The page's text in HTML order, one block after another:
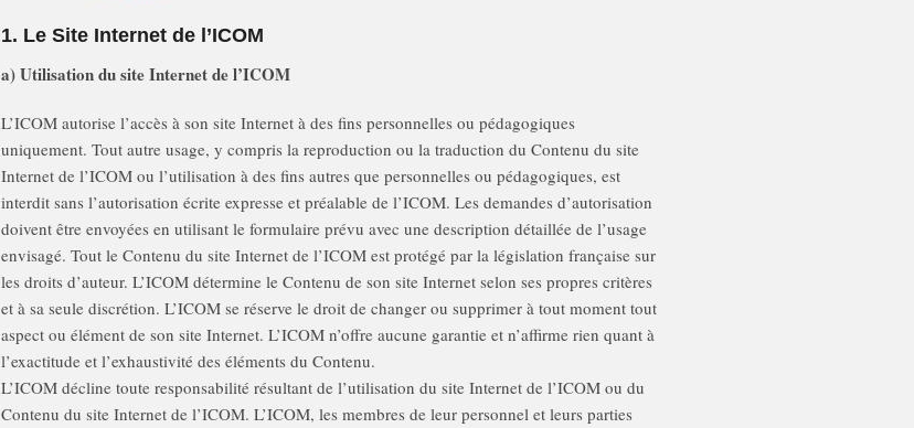
1. Le Site Internet de l’ICOM
a) Utilisation du site Internet de l’ICOM
L’ICOM autorise l’accès à son site Internet à des fins personnelles ou pédagogiques
uniquement. Tout autre usage, y compris la reproduction ou la traduction du Contenu du site
Internet de l’ICOM ou l’utilisation à des fins autres que personnelles ou pédagogiques, est
interdit sans l’autorisation écrite expresse et préalable de l’ICOM. Les demandes d’autorisation
doivent être envoyées en utilisant le formulaire prévu avec une description détaillée de l’usage
envisagé. Tout le Contenu du site Internet de l’ICOM est protégé par la législation française sur
les droits d’auteur. L’ICOM détermine le Contenu de son site Internet selon ses propres critères
et à sa seule discrétion. L’ICOM se réserve le droit de changer ou supprimer à tout moment tout
aspect ou élément de son site Internet. L’ICOM n’offre aucune garantie et n’affirme rien quant à
l’exactitude et l’exhaustivité des éléments du Contenu.
L’ICOM décline toute responsabilité résultant de l’utilisation du site Internet de l’ICOM ou du
Contenu du site Internet de l’ICOM. L’ICOM, les membres de leur personnel et leurs parties